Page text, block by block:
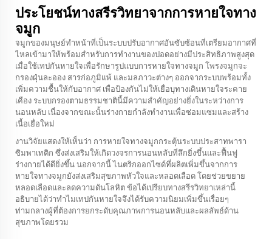
ประโยชน์ทางสรีรวิทยาจากการหายใจทาง
จมูก
จมูกของมนุษย์ทำหน้าที่เป็นระบบปรับอากาศอันซับซ้อนที่เตรียมอากาศที่
ไหลเข้ามาให้พร้อมสำหรับการทำงานของปอดอย่างมีประสิทธิภาพสูงสุด
เมื่อใช้เทปกันหายใจเพื่อรักษารูปแบบการหายใจทางจมูก โพรงจมูกจะ
กรองฝุ่นละออง สารก่อภูมิแพ้ และมลภาวะต่างๆ ออกจากระบบพร้อมทั้ง
เพิ่มความชื้นให้กับอากาศ เพื่อป้องกันไม่ให้เยื่อบุทางเดินหายใจระคาย
เคือง ระบบกรองตามธรรมชาตินี้มีความสำคัญอย่างยิ่งในระหว่างการ
นอนหลับ เนื่องจากขณะนั้นร่างกายกำลังทำงานเพื่อซ่อมแซมและสร้าง
เนื้อเยื่อใหม่
งานวิจัยแสดงให้เห็นว่า การหายใจทางจมูกกระตุ้นระบบประสาทพารา
ซิมพาเทติก ซึ่งส่งเสริมให้เกิดวงจรการนอนหลับที่ลึกยิ่งขึ้นและฟื้นฟู
ร่างกายได้ดียิ่งขึ้น นอกจากนี้ ไนตริกออกไซด์ที่ผลิตเพิ่มขึ้นจากการ
หายใจทางจมูกยังส่งเสริมสุขภาพหัวใจและหลอดเลือด โดยช่วยขยาย
หลอดเลือดและลดความดันโลหิต ข้อได้เปรียบทางสรีรวิทยาเหล่านี้
อธิบายได้ว่าทำไมเทปกันหายใจจึงได้รับความนิยมเพิ่มขึ้นเรื่อยๆ
ท่ามกลางผู้ที่ต้องการยกระดับคุณภาพการนอนหลับและผลลัพธ์ด้าน
สุขภาพโดยรวม